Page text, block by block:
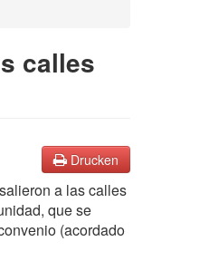
calles
Drucken
a las calles
que se
(acordado